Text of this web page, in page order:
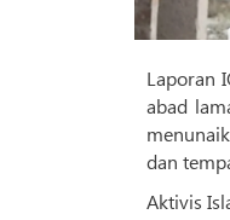
Laporan
abad
dan
Aktivis